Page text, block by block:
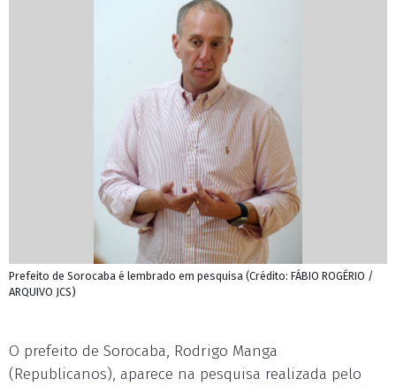
Prefeito de Sorocaba é lembrado em pesquisa (Crédito: FÁBIO ROGÉRIO /
ARQUIVO JCS)
O prefeito de Sorocaba, Rodrigo Manga
(Republicanos), aparece na pesquisa realizada pelo